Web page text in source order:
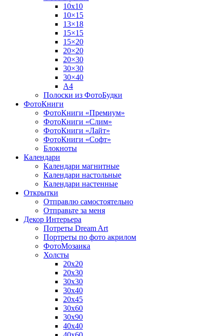
10х10
10×15
13×18
15×15
15×20
20×20
20×30
30×30
30×40
A4
Полоски из ФотоБудки
ФотоКниги
ФотоКниги «Премиум»
ФотоКниги «Слим»
ФотоКниги «Лайт»
ФотоКниги «Софт»
Блокноты
Календари
Календари магнитные
Календари настольные
Календари настенные
Открытки
Отправлю самостоятельно
Отправьте за меня
Декор Интерьера
Потреты Dream Art
Портреты по фото акрилом
ФотоМозаика
Холсты
20х20
20х30
30х30
30х40
20х45
30х60
30х90
40х40